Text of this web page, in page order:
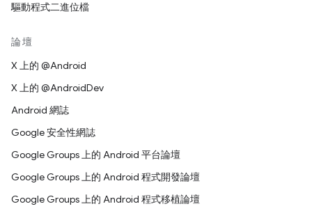
驅動程式二進位檔
論壇
X 上的 @Android
X 上的 @AndroidDev
Android 網誌
Google 安全性網誌
Google Groups 上的 Android 平台論壇
Google Groups 上的 Android 程式開發論壇
Google Groups 上的 Android 程式移植論壇